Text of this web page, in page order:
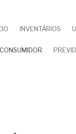
INVENTÁRIOS